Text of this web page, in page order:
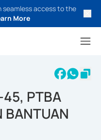
access to the
More
45, PTBA
BANTUAN